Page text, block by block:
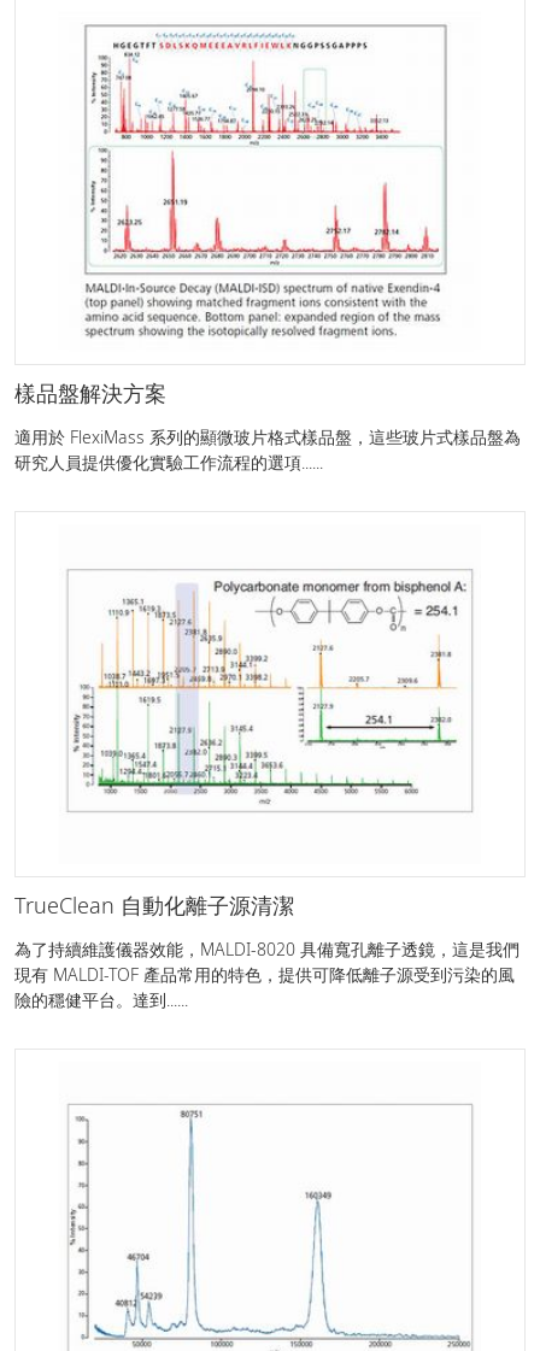
樣品盤解決方案
適用於 FlexiMass 系列的顯微玻片格式樣品盤，這些玻片式樣品盤為
研究人員提供優化實驗工作流程的選項......
TrueClean 自動化離子源清潔
為了持續維護儀器效能，MALDI-8020 具備寬孔離子透鏡，這是我們
現有 MALDI-TOF 產品常用的特色，提供可降低離子源受到污染的風
險的穩健平台。達到......